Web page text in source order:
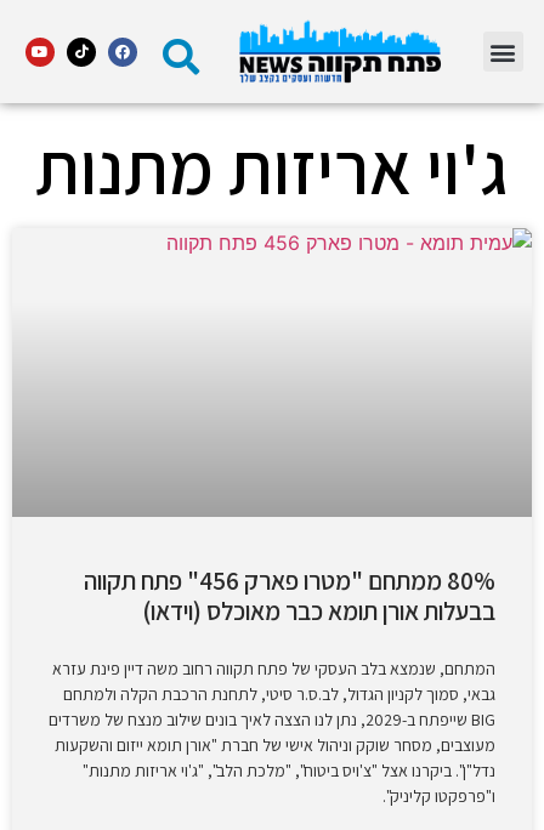
ג'וי אריזות מתנות
80% ממתחם "מטרו פארק 456" פתח תקווה
בבעלות אורן תומא כבר מאוכלס (וידאו)
המתחם, שנמצא בלב העסקי של פתח תקווה רחוב משה דיין פינת עזרא
גבאי, סמוך לקניון הגדול, לב.ס.ר סיטי, לתחנת הרכבת הקלה ולמתחם
BIG שייפתח ב-2029, נתן לנו הצצה לאיך בונים שילוב מנצח של משרדים
מעוצבים, מסחר שוקק וניהול אישי של חברת "אורן תומא ייזום והשקעות
נדל"ן". ביקרנו אצל "צ'ויס ביטוח", "מלכת הלב", "ג'וי אריזות מתנות"
ו"פרפקטו קליניק".